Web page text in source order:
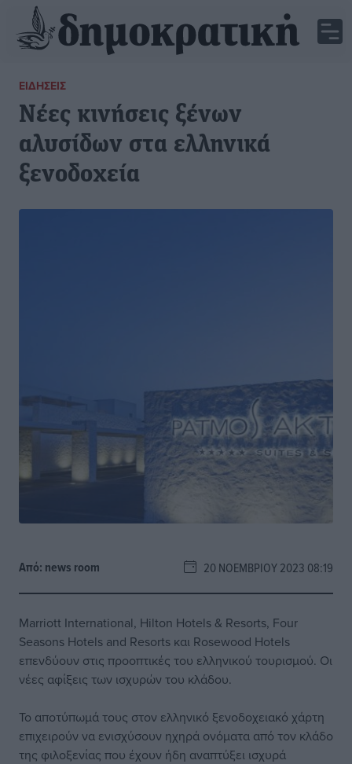
ΕΙΔΉΣΕΙΣ
Νέες κινήσεις ξένων
αλυσίδων στα ελληνικά
ξενοδοχεία
Από: news room 20 ΝΟΕΜΒΡΊΟΥ 2023 08:19
Marriott International, Hilton Hotels & Resorts, Four
Seasons Hotels and Resorts και Rosewood Hotels
επενδύουν στις προοπτικές του ελληνικού τουρισμού. Οι
νέες αφίξεις των ισχυρών του κλάδου.
Το αποτύπωμά τους στον ελληνικό ξενοδοχειακό χάρτη
επιχειρούν να ενισχύσουν ηχηρά ονόματα από τον κλάδο
της φιλοξενίας που έχουν ήδη αναπτύξει ισχυρά